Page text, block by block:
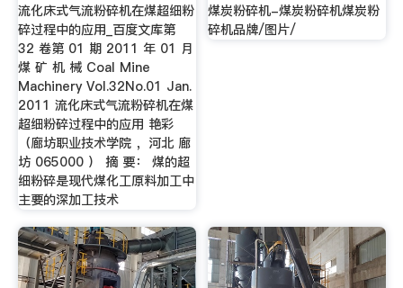
流化床式气流粉碎机在煤超细粉
碎过程中的应用_百度文库第
32 卷第 01 期 2011 年 01 月
煤 矿 机 械 Coal Mine
Machinery Vol.32No.01 Jan.
2011 流化床式气流粉碎机在煤
超细粉碎过程中的应用 艳彩
（廊坊职业技术学院 ，河北 廊
坊 065000 ） 摘 要： 煤的超
细粉碎是现代煤化工原料加工中
主要的深加工技术
煤炭粉碎机-煤炭粉碎机煤炭粉
碎机品牌/图片/